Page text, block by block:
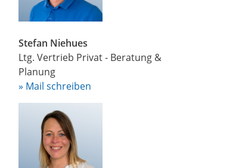
Stefan Niehues
Ltg. Vertrieb Privat - Beratung &
Planung
» Mail schreiben